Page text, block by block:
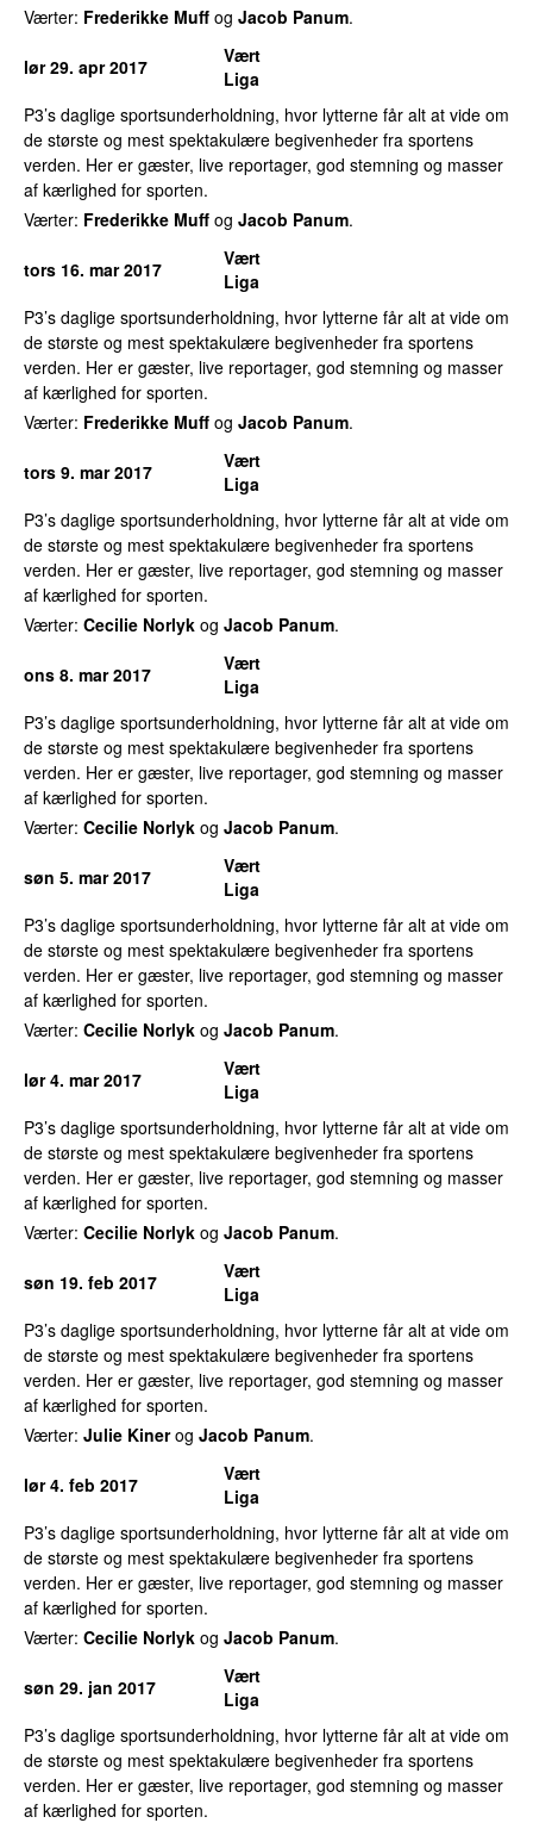
Værter: Frederikke Muff og Jacob Panum.
lør 29. apr 2017
Vært
Liga
P3’s daglige sportsunderholdning, hvor lytterne får alt at vide om
de største og mest spektakulære begivenheder fra sportens
verden. Her er gæster, live reportager, god stemning og masser
af kærlighed for sporten.
Værter: Frederikke Muff og Jacob Panum.
tors 16. mar 2017
Vært
Liga
P3’s daglige sportsunderholdning, hvor lytterne får alt at vide om
de største og mest spektakulære begivenheder fra sportens
verden. Her er gæster, live reportager, god stemning og masser
af kærlighed for sporten.
Værter: Frederikke Muff og Jacob Panum.
tors 9. mar 2017
Vært
Liga
P3’s daglige sportsunderholdning, hvor lytterne får alt at vide om
de største og mest spektakulære begivenheder fra sportens
verden. Her er gæster, live reportager, god stemning og masser
af kærlighed for sporten.
Værter: Cecilie Norlyk og Jacob Panum.
ons 8. mar 2017
Vært
Liga
P3’s daglige sportsunderholdning, hvor lytterne får alt at vide om
de største og mest spektakulære begivenheder fra sportens
verden. Her er gæster, live reportager, god stemning og masser
af kærlighed for sporten.
Værter: Cecilie Norlyk og Jacob Panum.
søn 5. mar 2017
Vært
Liga
P3’s daglige sportsunderholdning, hvor lytterne får alt at vide om
de største og mest spektakulære begivenheder fra sportens
verden. Her er gæster, live reportager, god stemning og masser
af kærlighed for sporten.
Værter: Cecilie Norlyk og Jacob Panum.
lør 4. mar 2017
Vært
Liga
P3’s daglige sportsunderholdning, hvor lytterne får alt at vide om
de største og mest spektakulære begivenheder fra sportens
verden. Her er gæster, live reportager, god stemning og masser
af kærlighed for sporten.
Værter: Cecilie Norlyk og Jacob Panum.
søn 19. feb 2017
Vært
Liga
P3’s daglige sportsunderholdning, hvor lytterne får alt at vide om
de største og mest spektakulære begivenheder fra sportens
verden. Her er gæster, live reportager, god stemning og masser
af kærlighed for sporten.
Værter: Julie Kinerog Jacob Panum.
lør 4. feb 2017
Vært
Liga
P3’s daglige sportsunderholdning, hvor lytterne får alt at vide om
de største og mest spektakulære begivenheder fra sportens
verden. Her er gæster, live reportager, god stemning og masser
af kærlighed for sporten.
Værter: Cecilie Norlyk og Jacob Panum.
søn 29. jan 2017
Vært
Liga
P3’s daglige sportsunderholdning, hvor lytterne får alt at vide om
de største og mest spektakulære begivenheder fra sportens
verden. Her er gæster, live reportager, god stemning og masser
af kærlighed for sporten.